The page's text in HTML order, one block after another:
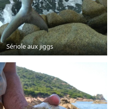
Sériole aux jiggs